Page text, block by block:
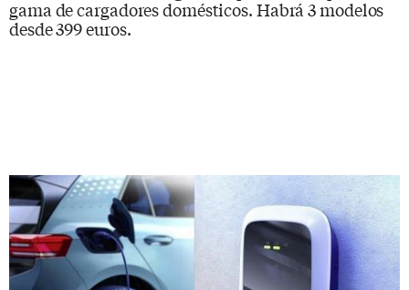
gama de cargadores domésticos. Habrá 3 modelos
desde 399 euros.